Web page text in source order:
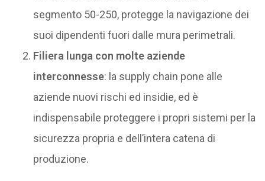
segmento 50-250, protegge la navigazione dei
suoi dipendenti fuori dalle mura perimetrali.
Filiera lunga con molte aziende
interconnesse: la supply chain pone alle
aziende nuovi rischi ed insidie, ed è
indispensabile proteggere i propri sistemi per la
sicurezza propria e dell’intera catena di
produzione.